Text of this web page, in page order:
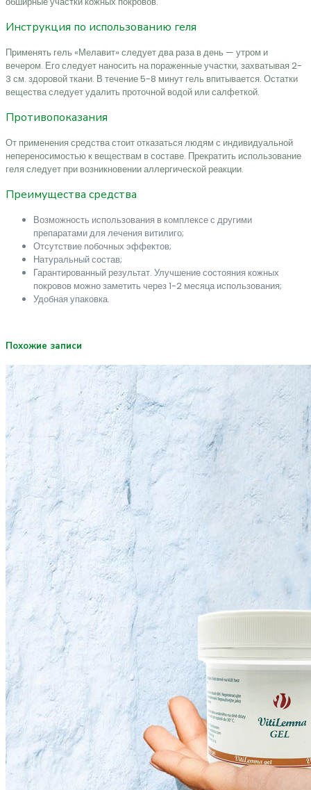
Инструкция по использованию геля
Применять гель «Мелавит» следует два раза в день — утром и
вечером. Его следует наносить на пораженные участки, захватывая 2-
3 см. здоровой ткани. В течение 5-8 минут гель впитывается. Остатки
вещества следует удалить проточной водой или салфеткой.
Противопоказания
От применения средства стоит отказаться людям с индивидуальной
непереносимостью к веществам в составе. Прекратить использование
геля следует при возникновении аллергической реакции.
Преимущества средства
Возможность использования в комплексе с другими
препаратами для лечения витилиго;
Отсутствие побочных эффектов;
Натуральный состав;
Гарантированный результат. Улучшение состояния кожных
покровов можно заметить через 1-2 месяца использования;
Удобная упаковка.
Похожие записи